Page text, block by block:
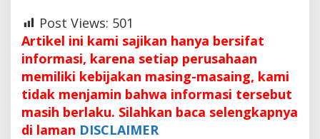
Post Views: 501
Artikel ini kami sajikan hanya bersifat
informasi, karena setiap perusahaan
memiliki kebijakan masing-masaing, kami
tidak menjamin bahwa informasi tersebut
masih berlaku. Silahkan baca selengkapnya
di laman DISCLAIMER